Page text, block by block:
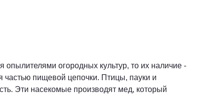
огородных культур, то их наличие -
пищевой цепочки. Птицы, пауки и
Эти насекомые производят мед, который